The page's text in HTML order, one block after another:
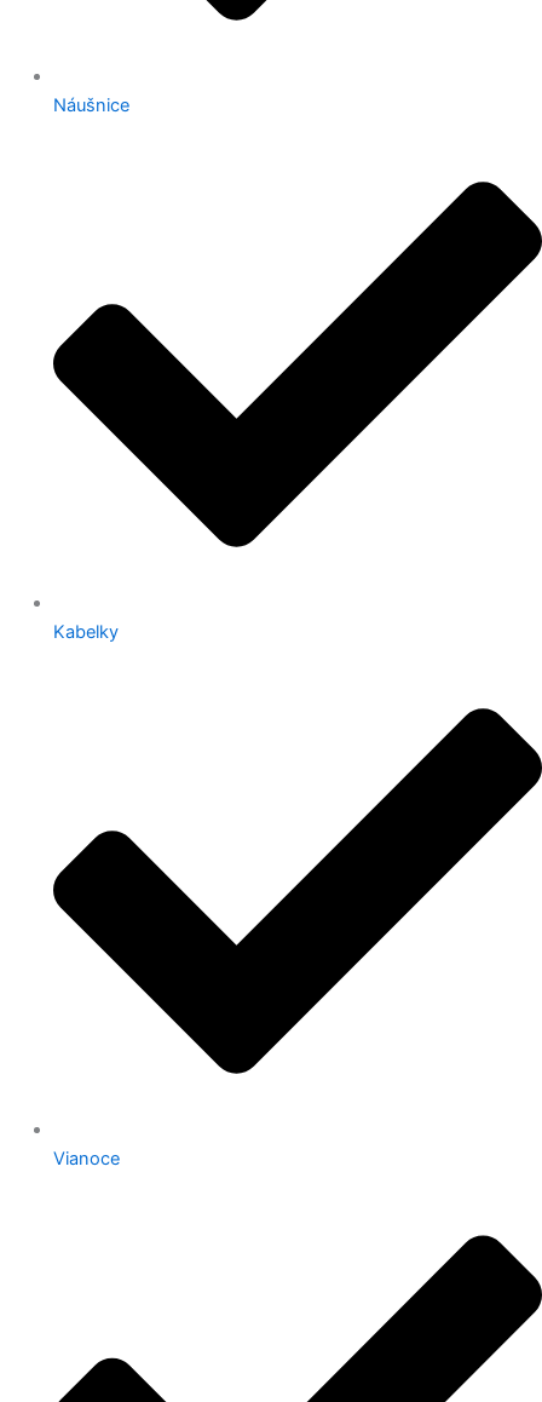
Náušnice
Kabelky
Vianoce